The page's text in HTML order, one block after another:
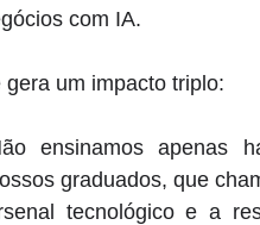
com IA.
um impacto triplo:
ensinamos apenas
graduados, que
tecnológico e a